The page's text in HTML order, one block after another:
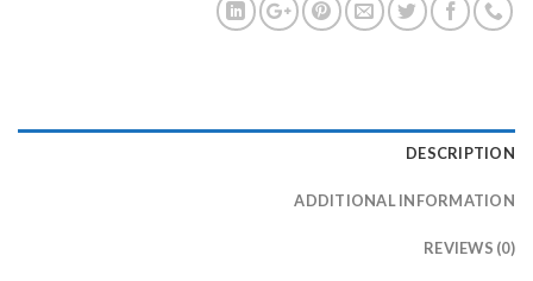
DESCRIPTION
ADDITIONAL INFORMATION
REVIEWS (0)